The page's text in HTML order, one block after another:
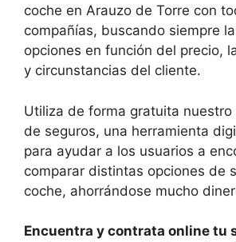
coche en Arauzo de Torre con
compañías, buscando siempre
opciones en función del precio,
y circunstancias del cliente.
Utiliza de forma gratuita nuestro
de seguros, una herramienta
para ayudar a los usuarios a
comparar distintas opciones de
coche, ahorrándose mucho
Encuentra y contrata online tu